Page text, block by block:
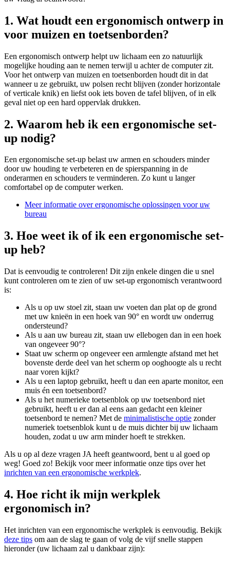
1. Wat houdt een ergonomisch ontwerp in
voor muizen en toetsenborden?
Een ergonomisch ontwerp helpt uw lichaam een zo natuurlijk
mogelijke houding aan te nemen terwijl u achter de computer zit.
Voor het ontwerp van muizen en toetsenborden houdt dit in dat
wanneer u ze gebruikt, uw polsen recht blijven (zonder horizontale
of verticale knik) en liefst ook iets boven de tafel blijven, of in elk
geval niet op een hard oppervlak drukken.
2. Waarom heb ik een ergonomische set-
up nodig?
Een ergonomische set-up belast uw armen en schouders minder
door uw houding te verbeteren en de spierspanning in de
onderarmen en schouders te verminderen. Zo kunt u langer
comfortabel op de computer werken.
Meer informatie over ergonomische oplossingen voor uw
bureau
3. Hoe weet ik of ik een ergonomische set-
up heb?
Dat is eenvoudig te controleren! Dit zijn enkele dingen die u snel
kunt controleren om te zien of uw set-up ergonomisch verantwoord
is:
Als u op uw stoel zit, staan uw voeten dan plat op de grond
met uw knieën in een hoek van 90° en wordt uw onderrug
ondersteund?
Als u aan uw bureau zit, staan uw ellebogen dan in een hoek
van ongeveer 90°?
Staat uw scherm op ongeveer een armlengte afstand met het
bovenste derde deel van het scherm op ooghoogte als u recht
naar voren kijkt?
Als u een laptop gebruikt, heeft u dan een aparte monitor, een
muis én een toetsenbord?
Als u het numerieke toetsenblok op uw toetsenbord niet
gebruikt, heeft u er dan al eens aan gedacht een kleiner
toetsenbord te nemen? Met de minimalistische optie zonder
numeriek toetsenblok kunt u de muis dichter bij uw lichaam
houden, zodat u uw arm minder hoeft te strekken.
Als u op al deze vragen JA heeft geantwoord, bent u al goed op
weg! Goed zo! Bekijk voor meer informatie onze tips over het
inrichten van een ergonomische werkplek.
4. Hoe richt ik mijn werkplek
ergonomisch in?
Het inrichten van een ergonomische werkplek is eenvoudig. Bekijk
deze tips om aan de slag te gaan of volg de vijf snelle stappen
hieronder (uw lichaam zal u dankbaar zijn):